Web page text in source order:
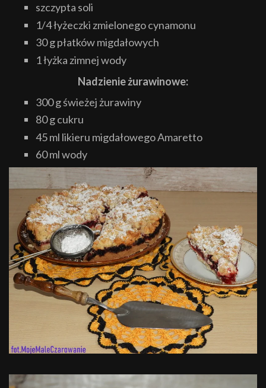
szczypta soli
1/4 łyżeczki zmielonego cynamonu
30 g płatków migdałowych
1 łyżka zimnej wody
Nadzienie żurawinowe:
300 g świeżej żurawiny
80 g cukru
45 ml likieru migdałowego Amaretto
60 ml wody